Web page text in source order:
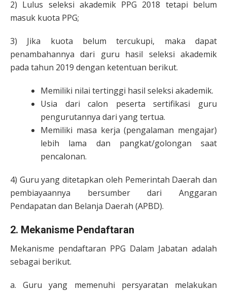
2) Lulus seleksi akademik PPG 2018 tetapi belum
masuk kuota PPG;
3) Jika kuota belum tercukupi, maka dapat
penambahannya dari guru hasil seleksi akademik
pada tahun 2019 dengan ketentuan berikut.
Memiliki nilai tertinggi hasil seleksi akademik.
Usia dari calon peserta sertifikasi guru
pengurutannya dari yang tertua.
Memiliki masa kerja (pengalaman mengajar)
lebih lama dan pangkat/golongan saat
pencalonan.
4) Guru yang ditetapkan oleh Pemerintah Daerah dan
pembiayaannya bersumber dari Anggaran
Pendapatan dan Belanja Daerah (APBD).
2. Mekanisme Pendaftaran
Mekanisme pendaftaran PPG Dalam Jabatan adalah
sebagai berikut.
a. Guru yang memenuhi persyaratan melakukan